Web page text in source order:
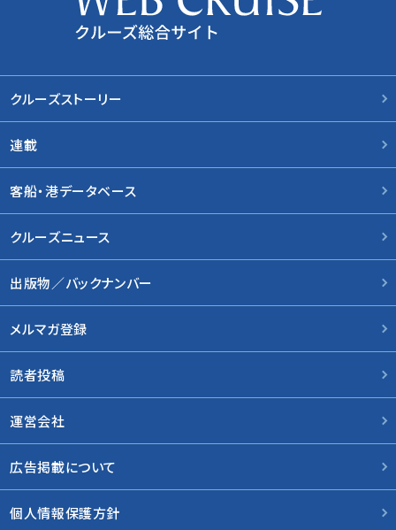
クルーズストーリー
連載
客船・港データベース
クルーズニュース
出版物／バックナンバー
メルマガ登録
読者投稿
運営会社
広告掲載について
個人情報保護方針